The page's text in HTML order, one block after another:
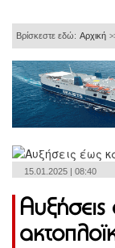
Βρίσκεστε εδώ: Αρχική
15.01.2025 | 08:40